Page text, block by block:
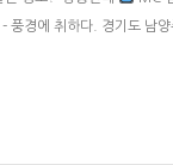
풍경에 취하다. 경기도 남